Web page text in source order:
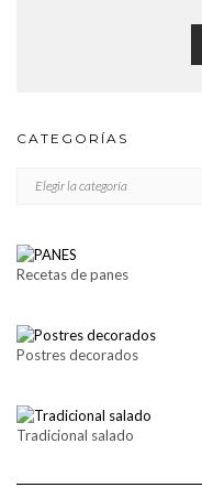
CATEGORÍAS
Recetas de panes
Postres decorados
Tradicional salado